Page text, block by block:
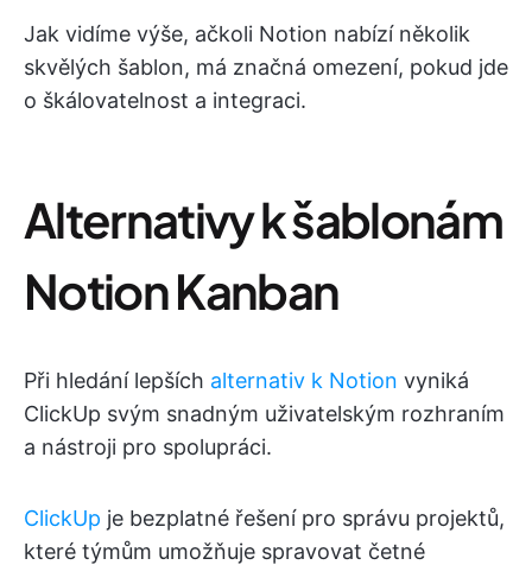
Jak vidíme výše, ačkoli Notion nabízí několik
skvělých šablon, má značná omezení, pokud jde
o škálovatelnost a integraci.
Alternativy k šablonám
Notion Kanban
Při hledání lepších alternativ k Notion vyniká
ClickUp svým snadným uživatelským rozhraním
a nástroji pro spolupráci.
ClickUp je bezplatné řešení pro správu projektů,
které týmům umožňuje spravovat četné